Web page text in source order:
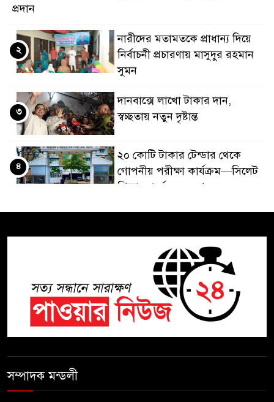
প্রদান
নারীদের মতামতকে প্রাধান্য দিয়ে
নির্বাচনী প্রচারণায় মাসুদুর রহমান
সুমন
২
দানবাক্সে লাখো টাকার দান,
স্বচ্ছতায় নতুন দৃষ্টান্ত
৩
২০ কোটি টাকার টেন্ডার থেকে
গোপনীয় পরীক্ষা কার্যক্রম—সিলেট
শিক্ষা বোর্ডে একের পর এক
৪
ছেলের ঝুলন্ত মরদেহ উদ্ধার
শতাব্দী রায়ের বাড়িতে বিদ্রোহীদের
বৈঠক, পশ্চিমবঙ্গে তৃনমূলে ভাঙনের
ইঙ্গিত !
৭
সম্পাদক মন্ডলী